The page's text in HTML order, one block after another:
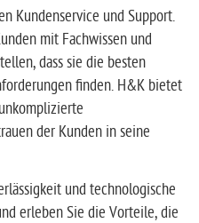
Kundenservice und Support.
mit Fachwissen und
dass sie die besten
finden. H&K bietet
der Kunden in seine
und technologische
erleben Sie die Vorteile, die